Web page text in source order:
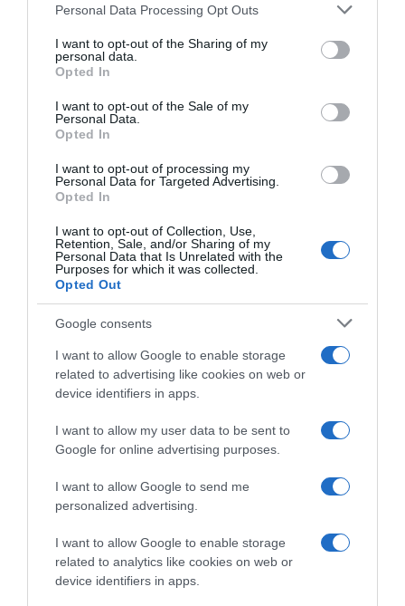
Please note that this website/app uses one or more Google
not limited to your visit or usage behaviour. You may click to
grant or deny consent to Google and its third-party tags to
use your data for below specified purposes in below Google
consent section.
Personal Data Processing Opt Outs
I want to opt-out of the Sharing of my
personal data.
Opted In
I want to opt-out of the Sale of my
Personal Data.
Opted In
I want to opt-out of processing my
Personal Data for Targeted Advertising.
Opted In
I want to opt-out of Collection, Use,
Retention, Sale, and/or Sharing of my
Personal Data that Is Unrelated with the
Purposes for which it was collected.
Opted Out
Google consents
I want to allow Google to enable storage
related to advertising like cookies on web or
device identifiers in apps.
I want to allow my user data to be sent to
Google for online advertising purposes.
I want to allow Google to send me
personalized advertising.
I want to allow Google to enable storage
related to analytics like cookies on web or
device identifiers in apps.
ΠΟΛΙΤΙΚΗ
νέα γενιά και αναβαθμίζει τον ελληνικό
αθλητισμό»
Τι ανέφερε η υπουργός Παιδείας
21.05.2026 - 23:06